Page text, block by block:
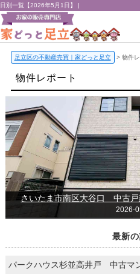
日別一覧【2026年5月1日】 |
足立区の不動産売買｜家どっと足立 > 物件
物件レポート
さいたま市南区大谷口 中古
2026-
最新
パークハウス杉並高井戸 中古マ